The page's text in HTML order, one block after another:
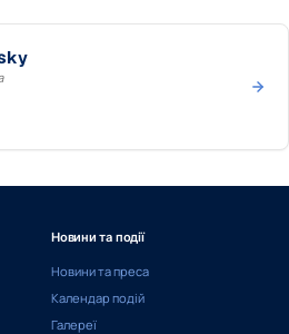
Новини та події
Новини та преса
Календар подій
Галереї